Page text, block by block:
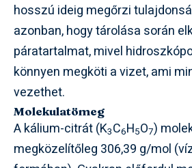
hosszú ideig megőrzi
azonban, hogy tárolása során
páratartalmat, mivel
könnyen megköti a vizet, ami
vezethet.
Molekulatömeg
A kálium-citrát (K3C6H5O7)
megközelítőleg 306,39 g/mol